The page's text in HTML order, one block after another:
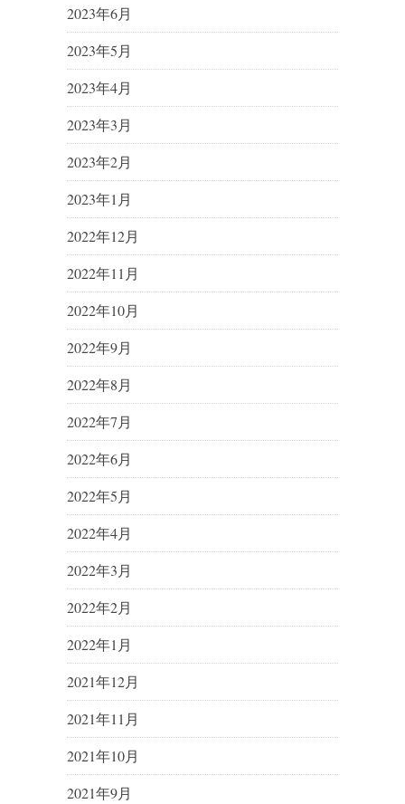
2023年6月
2023年5月
2023年4月
2023年3月
2023年2月
2023年1月
2022年12月
2022年11月
2022年10月
2022年9月
2022年8月
2022年7月
2022年6月
2022年5月
2022年4月
2022年3月
2022年2月
2022年1月
2021年12月
2021年11月
2021年10月
2021年9月